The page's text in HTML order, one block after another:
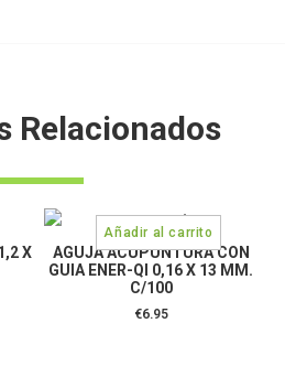
Relacionados
X
AGUJA ACUPUNTURA CON
GUIA ENER-QI 0,16 X 13 MM.
C/100
€6.95